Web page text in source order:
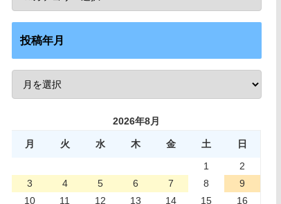
投稿年月
2026年8月
月 火 水 木 金 土
日
1
2
3
4 5 6 7 8
9
10
11 12 13 14 15
16